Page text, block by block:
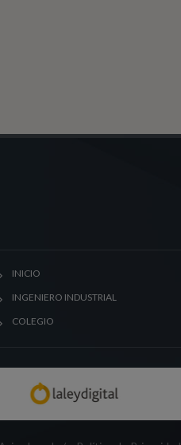
INICIO
INGENIERO INDUSTRIAL
COLEGIO